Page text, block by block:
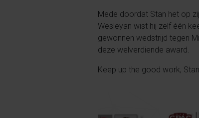
Mede doordat Stan het op
Wesleyan wist hij zelf één
gewonnen wedstrijd tegen
deze welverdiende award.
Keep up the good work,